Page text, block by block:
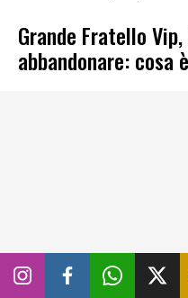
Grande Fratello
abbandonare: cosa